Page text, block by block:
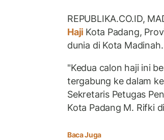
REPUBLIKA.CO.ID,
Haji Kota Padang,
dunia di Kota Madinah.
"Kedua calon haji ini
tergabung ke dalam
Sekretaris Petugas
Kota Padang M. Rifki
Baca Juga